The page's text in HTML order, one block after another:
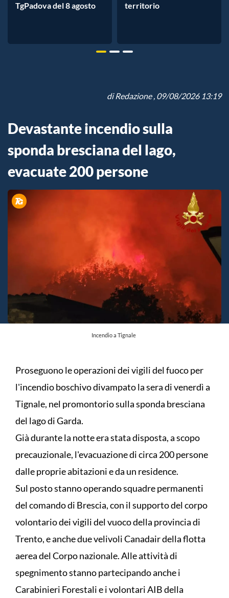
TgPadova del 8 agosto
territorio
diRedazione, 09/08/2026 13:19
Devastante incendio sulla
sponda bresciana del lago,
evacuate 200 persone
Incendio a Tignale
Proseguono le operazioni dei vigili del fuoco per
l'incendio boschivo divampato la sera di venerdì a
Tignale, nel promontorio sulla sponda bresciana
del lago di Garda.
Già durante la notte era stata disposta, a scopo
precauzionale, l'evacuazione di circa 200 persone
dalle proprie abitazioni e da un residence.
Sul posto stanno operando squadre permanenti
del comando di Brescia, con il supporto del corpo
volontario dei vigili del vuoco della provincia di
Trento, e anche due velivoli Canadair della flotta
aerea del Corpo nazionale. Alle attività di
spegnimento stanno partecipando anche i
Carabinieri Forestali e i volontari AIB della